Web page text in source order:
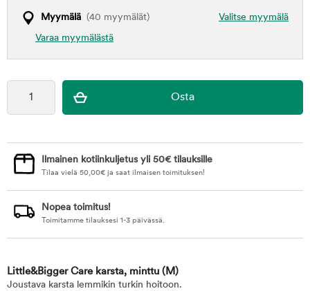
Valitse myymälä
Myymälä (40 myymälät)
Varaa myymälästä
Ilmainen kotiinkuljetus yli 50€ tilauksille
Tilaa vielä 50,00€ ja saat ilmaisen toimituksen!
Nopea toimitus!
Toimitamme tilauksesi 1-3 päivässä.
Little&Bigger Care karsta, minttu (M)
Joustava karsta lemmikin turkin hoitoon.